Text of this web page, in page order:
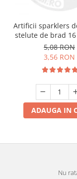
Artificii sparklers
stelute de brad 16
10 buc
5,08 RON
3,56 RON
ADAUGA IN
Nu